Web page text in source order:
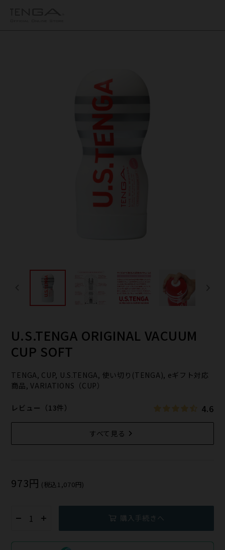
U.S.TENGA ORIGINAL VACUUM
CUP SOFT
TENGA, CUP, U.S.TENGA, 使い切り(TENGA), eギフト対応
商品, VARIATIONS（CUP）
レビュー（13件） 4.6
すべて見る
973円 (税込1,070円)
購入手続きへ